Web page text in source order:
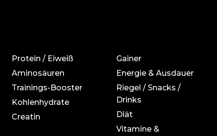
Protein / Eiweiß
Aminosäuren
Trainings-Booster
Kohlenhydrate
Creatin
Gainer
Energie & Ausdauer
Riegel / Snacks /
Drinks
Diät
Vitamine &